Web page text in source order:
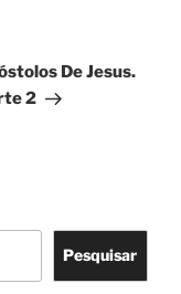
De Jesus.
2
Pesquisar